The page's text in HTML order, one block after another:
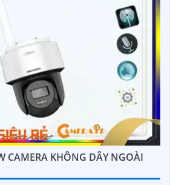
CAMERA KHÔNG DÂY NGOÀI